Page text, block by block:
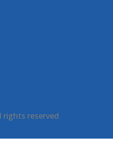
rights reserved